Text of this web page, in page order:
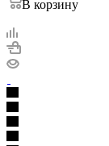
В корзину